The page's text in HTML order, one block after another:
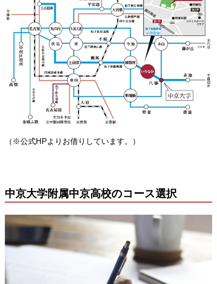
（※公式HPよりお借りしています。）
中京大学附属中京高校のコース選択